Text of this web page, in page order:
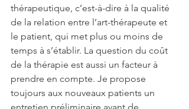
thérapeutique, c’est-à-dire à la qualité
de la relation entre l’art-thérapeute et
le patient, qui met plus ou moins de
temps à s’établir. La question du coût
de la thérapie est aussi un facteur à
prendre en compte. Je propose
toujours aux nouveaux patients un